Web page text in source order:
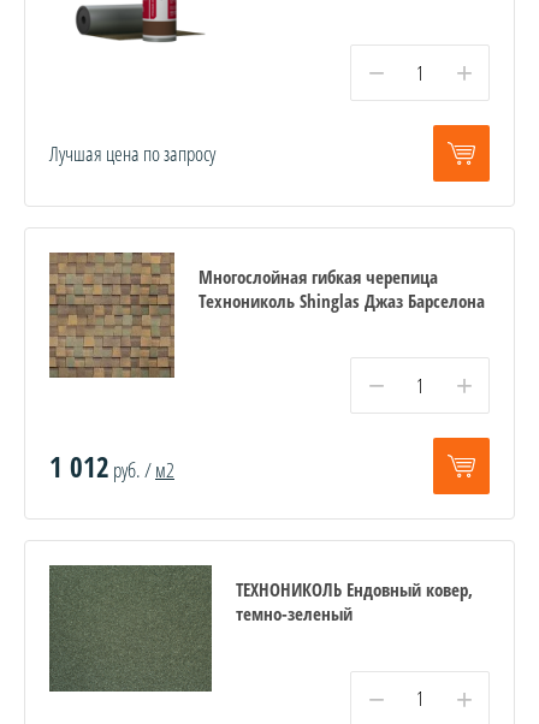
− +
Лучшая цена по запросу
Многослойная гибкая черепица
Технониколь Shinglas Джаз Барселона
− +
1 012 руб. /м2
ТЕХНОНИКОЛЬ Ендовный ковер,
темно-зеленый
− +